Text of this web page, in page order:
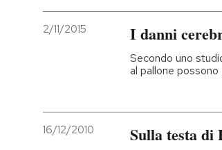
2/11/2015 I danni
Secondo uno
al pallone
16/12/2010 Sulla testa di